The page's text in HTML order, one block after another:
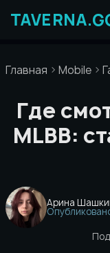
содержимому
Главная Mobile
Где
MLBB:
Арина